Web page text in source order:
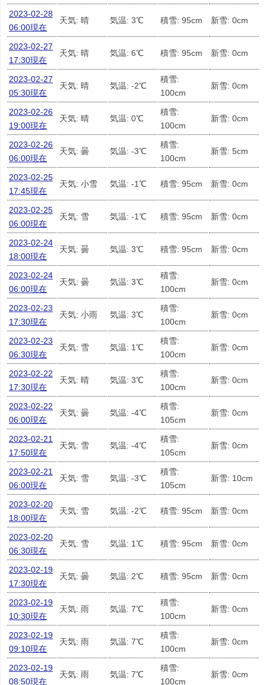
2023-02-28
06:00現在
天気: 晴 気温: 3℃ 積雪: 95cm 新雪: 0cm
2023-02-27
17:30現在
天気: 晴 気温: 6℃ 積雪: 95cm 新雪: 0cm
2023-02-27
05:30現在
天気: 晴 気温: -2℃
積雪:
100cm
新雪: 0cm
2023-02-26
19:00現在
天気: 晴 気温: 0℃
積雪:
100cm
新雪: 0cm
2023-02-26
06:00現在
天気: 曇 気温: -3℃
積雪:
100cm
新雪: 5cm
2023-02-25
17:45現在
天気: 小雪 気温: -1℃ 積雪: 95cm 新雪: 0cm
2023-02-25
06:00現在
天気: 雪 気温: -1℃ 積雪: 95cm 新雪: 0cm
2023-02-24
18:00現在
天気: 曇 気温: 3℃ 積雪: 95cm 新雪: 0cm
2023-02-24
06:00現在
天気: 曇 気温: 3℃
積雪:
100cm
新雪: 0cm
2023-02-23
17:30現在
天気: 小雨 気温: 3℃
積雪:
100cm
新雪: 0cm
2023-02-23
06:30現在
天気: 雪 気温: 1℃
積雪:
100cm
新雪: 0cm
2023-02-22
17:30現在
天気: 晴 気温: 3℃
積雪:
100cm
新雪: 0cm
2023-02-22
06:00現在
天気: 曇 気温: -4℃
積雪:
105cm
新雪: 0cm
2023-02-21
17:50現在
天気: 雪 気温: -4℃
積雪:
105cm
新雪: 0cm
2023-02-21
06:00現在
天気: 雪 気温: -3℃
積雪:
105cm
新雪: 10cm
2023-02-20
18:00現在
天気: 雪 気温: -2℃ 積雪: 95cm 新雪: 0cm
2023-02-20
06:30現在
天気: 雪 気温: 1℃ 積雪: 95cm 新雪: 0cm
2023-02-19
17:30現在
天気: 曇 気温: 2℃ 積雪: 95cm 新雪: 0cm
2023-02-19
10:30現在
天気: 雨 気温: 7℃
積雪:
100cm
新雪: 0cm
2023-02-19
09:10現在
天気: 雨 気温: 7℃
積雪:
100cm
新雪: 0cm
2023-02-19
08:50現在
天気: 雨 気温: 7℃
積雪:
100cm
新雪: 0cm